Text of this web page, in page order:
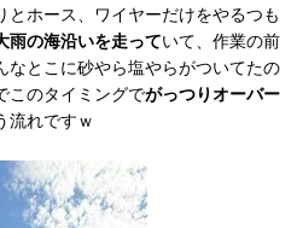
ホース、ワイヤーだけをやるつも
雨の海沿いを走っていて、作業の前
なとこに砂やら塩やらがついてたの
このタイミングでがっつりオーバー
流れですｗ